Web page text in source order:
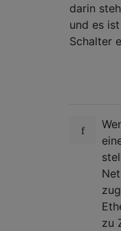
darin
und es
Schalter
zu